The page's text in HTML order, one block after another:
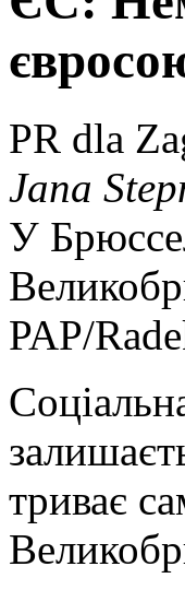
PR dla
Jana
У
PAP/
триває